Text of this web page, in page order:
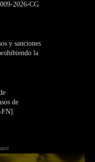
2026-CG
y sanciones
la
de
FN]